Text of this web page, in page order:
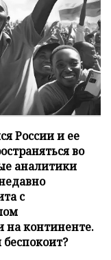
России и ее
во
аналитики
с
на континенте.